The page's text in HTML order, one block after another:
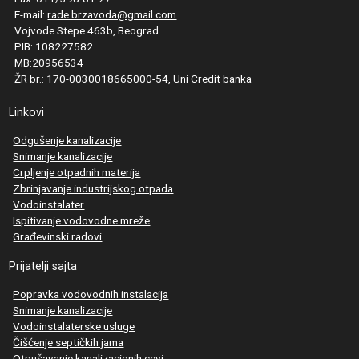
E-mail:rade.brzavoda@gmail.com
Vojvode Stepe 463b, Beograd
PIB: 108227582
MB:20956534
ŽR br.: 170-0030018665000-54, Uni Credit banka
Linkovi
Odgušenje kanalizacije
Snimanje kanalizacije
Crpljenje otpadnih materija
Zbrinjavanje industrijskog otpada
Vodoinstalater
Ispitivanje vodovodne mreže
Građevinski radovi
Prijatelji sajta
Popravka vodovodnih instalacija
Snimanje kanalizacije
Vodoinstalaterske usluge
Čišćenje septičkih jama